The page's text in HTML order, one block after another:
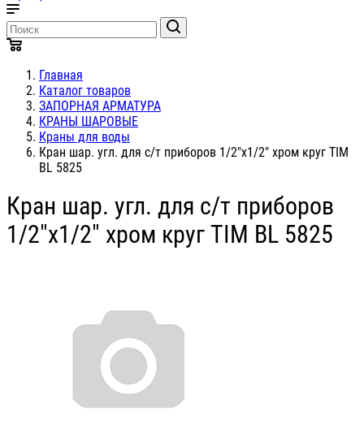
Главная
Каталог товаров
ЗАПОРНАЯ АРМАТУРА
КРАНЫ ШАРОВЫЕ
Краны для воды
Кран шар. угл. для с/т приборов 1/2"х1/2" хром круг TIM
BL 5825
Кран шар. угл. для с/т приборов
1/2"х1/2" хром круг TIM BL 5825